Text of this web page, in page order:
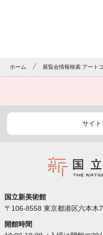
ホーム 展覧会情報検索 アート
サイト
国立新美術館
〒106-8558 東京都港区六本木
開館時間